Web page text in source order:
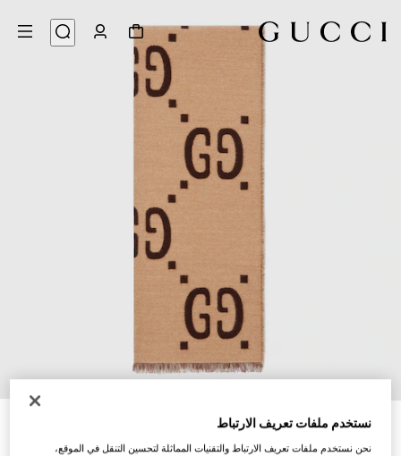
وشاح من صوف الحرير بنقش جاكار جي جي
نستخدم ملفات تعريف الارتباط
نحن نستخدم ملفات تعريف الارتباط والتقنيات المماثلة لتحسين التنقل في الموقع،